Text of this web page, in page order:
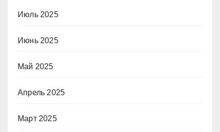
Июль 2025
Июнь 2025
Май 2025
Апрель 2025
Март 2025